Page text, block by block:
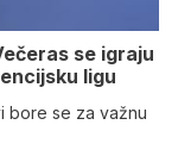
se igraju
ligu
bore se za važnu